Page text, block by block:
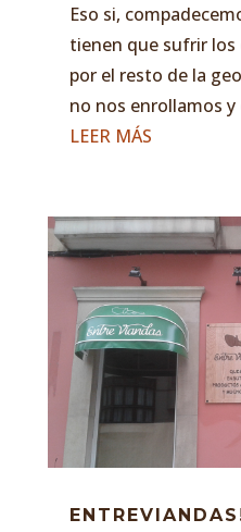
Eso si,
tienen que sufrir los
por el resto de la
no nos enrollamos y
LEER MÁS